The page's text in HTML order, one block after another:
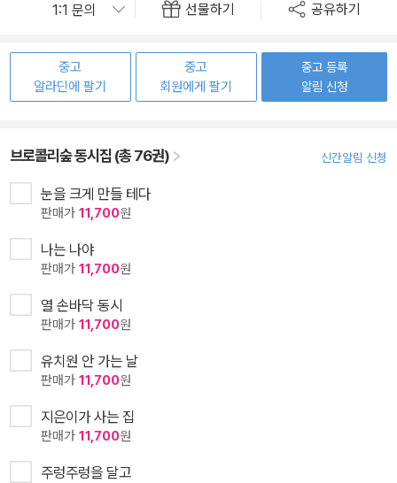
선물하기 공유하기
중고
알라딘에 팔기
중고
회원에게 팔기
중고 등록
알림 신청
브로콜리숲 동시집 (총 76권) 신간알림 신청
눈을 크게 만들 테다
판매가 11,700원
나는 나야
판매가 11,700원
열 손바닥 동시
판매가 11,700원
유치원 안 가는 날
판매가 11,700원
지은이가 사는 집
판매가 11,700원
주렁주렁을 달고